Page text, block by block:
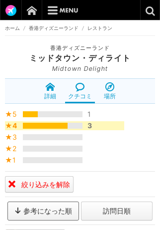
ホーム / 香港ディズニーランド / レストラン
香港ディズニーランド
ミッドタウン・ディライト
Midtown Delight
詳細 クチコミ 場所
★5
1
★4
3
★3
★2
★1
絞り込みを解除
参考になった順 訪問日順